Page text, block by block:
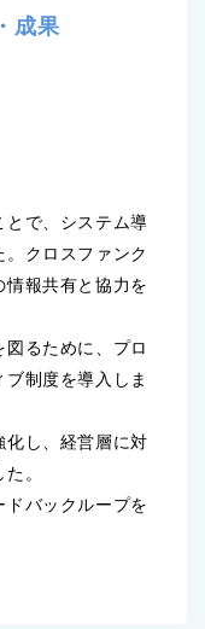
成果
とで、システム導
クロスファンク
報共有と協力を
るために、プロ
制度を導入しま
化し、経営層に対
。
バックループを